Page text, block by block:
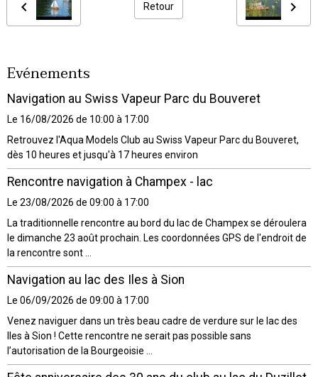
Retour
Evénements
Navigation au Swiss Vapeur Parc du Bouveret
Le 16/08/2026 de 10:00 à 17:00
Retrouvez l'Aqua Models Club au Swiss Vapeur Parc du Bouveret,
dès 10 heures et jusqu'à 17 heures environ
Rencontre navigation à Champex - lac
Le 23/08/2026 de 09:00 à 17:00
La traditionnelle rencontre au bord du lac de Champex se déroulera
le dimanche 23 août prochain. Les coordonnées GPS de l'endroit de
la rencontre sont ...
Navigation au lac des Iles à Sion
Le 06/09/2026 de 09:00 à 17:00
Venez naviguer dans un très beau cadre de verdure sur le lac des
Iles à Sion ! Cette rencontre ne serait pas possible sans
l’autorisation de la Bourgeoisie ...